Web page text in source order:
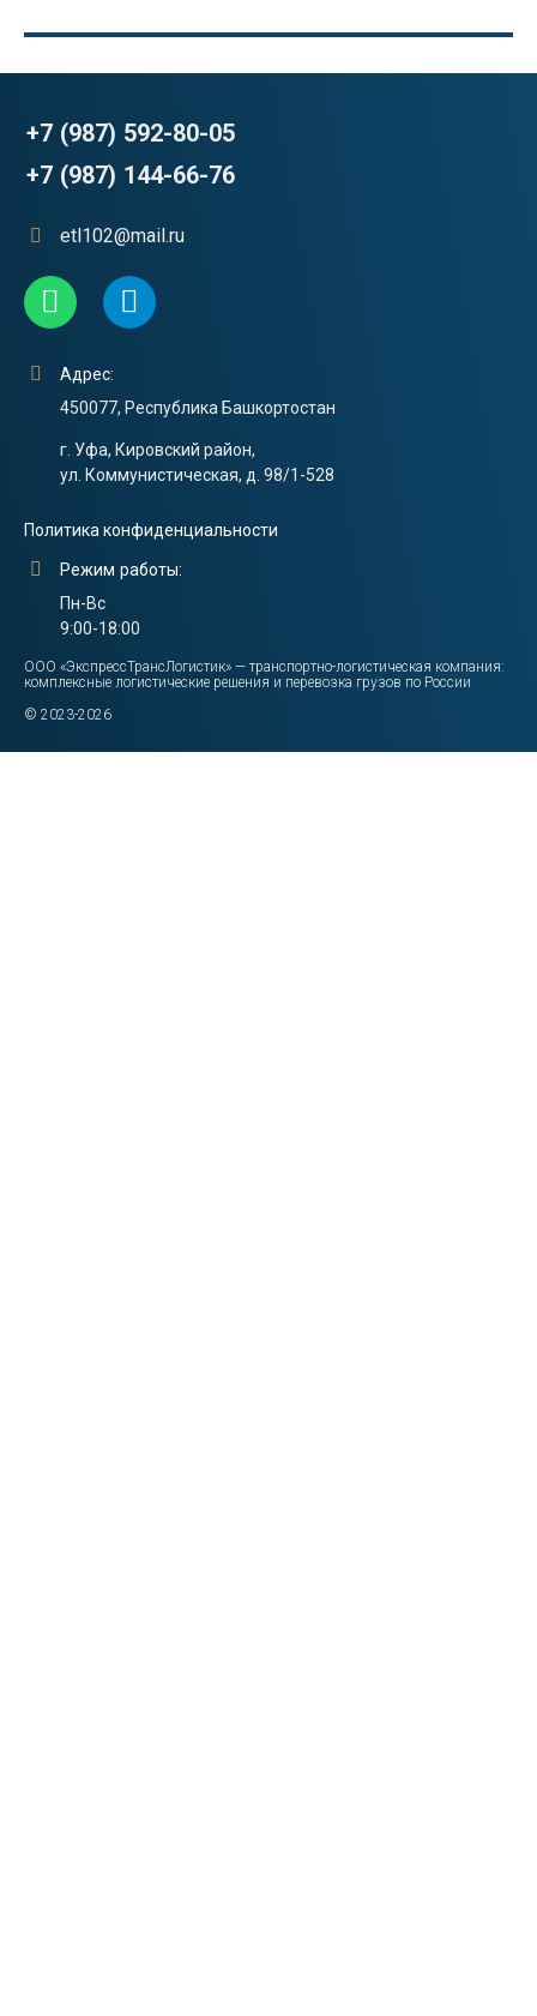
ООО «ЭкспрессТрансЛогистик» — транспортно-логистическая компания:
комплексные логистические решения и перевозка грузов по России
© 2023-2026
Режим работы:
Пн-Вс
9:00-18:00
Адрес:
450077, Республика Башкортостан
г. Уфа, Кировский район,
ул. Коммунистическая, д. 98/1-528
Политика конфиденциальности
+7 (987) 592-80-05
+7 (987) 144-66-76
etl102@mail.ru